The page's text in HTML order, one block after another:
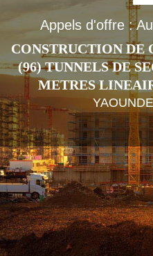
Appels d'offre :
CONSTRUCTION DE
(96) TUNNELS DE
METRES
YAOUNDE